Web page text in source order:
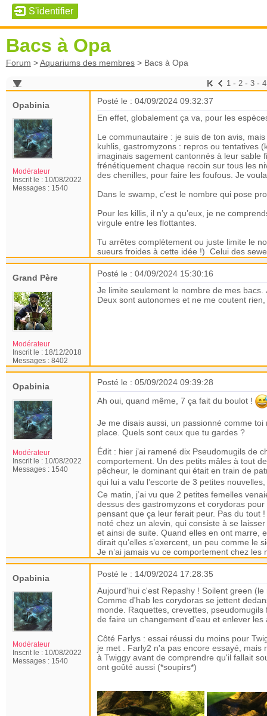
Bacs à Opa
Forum >Aquariums des membres> Bacs à Opa
1 - 2- 3- 4
Opabinia
Modérateur
Inscrit le : 10/08/2022
Messages : 1540
Posté le : 04/09/2024 09:32:37
En effet, globalement ça va, pour les
Le communautaire : je suis de ton avis,
kuhlis, gastromyzons : repros ou tentatives
imaginais sagement cantonnés à leur sable
frénétiquement chaque recoin sur tous les
des chenilles, pour faire les foufous. Je
Dans le swamp, c’est le nombre qui pose
Pour les killis, il n’y a qu’eux, je ne
virgule entre les flottantes.
Tu arrêtes complètement ou juste limite le
sueurs froides à cette idée !) Celui des
Grand Père
Modérateur
Inscrit le : 18/12/2018
Messages : 8402
Posté le : 04/09/2024 15:30:16
Je limite seulement le nombre de mes
Deux sont autonomes et ne me coutent
Opabinia
Modérateur
Inscrit le : 10/08/2022
Messages : 1540
Posté le : 05/09/2024 09:39:28
Ah oui, quand même, 7 ça fait du boulot !
Je me disais aussi, un passionné comme
place. Quels sont ceux que tu gardes ?
Édit : hier j’ai ramené dix Pseudomugils de
comportement. Un des petits mâles à tout
pêcheur, le dominant qui était en train de
qui lui a valu l’escorte de 3 petites
Ce matin, j’ai vu que 2 petites femelles
dessus des gastromyzons et corydoras
pensant que ça leur ferait peur. Pas du tout
noté chez un alevin, qui consiste à se
et ainsi de suite. Quand elles en ont marre,
dirait qu’elles s’exercent, un peu comme le
Je n’ai jamais vu ce comportement chez les
Opabinia
Modérateur
Inscrit le : 10/08/2022
Messages : 1540
Posté le : 14/09/2024 17:28:35
Aujourd'hui c'est Repashy ! Soilent green
Comme d'hab les corydoras se jettent
monde. Raquettes, crevettes,
de faire un changement d'eau et enlever
Côté Farlys : essai réussi du moins pour
je met . Farly2 n'a pas encore essayé,
à Twiggy avant de comprendre qu'il fallait
ont goûté aussi (*soupirs*)